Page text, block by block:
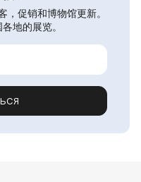
，促销和博物馆更新。
地的展览。